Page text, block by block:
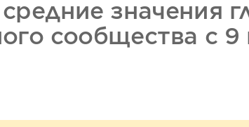
значения
сообщества с 9